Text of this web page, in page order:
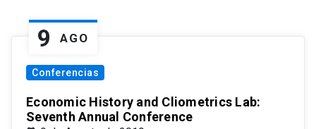
9 AGO
Conferencias
Economic History and Cliometrics Lab:
Seventh Annual Conference